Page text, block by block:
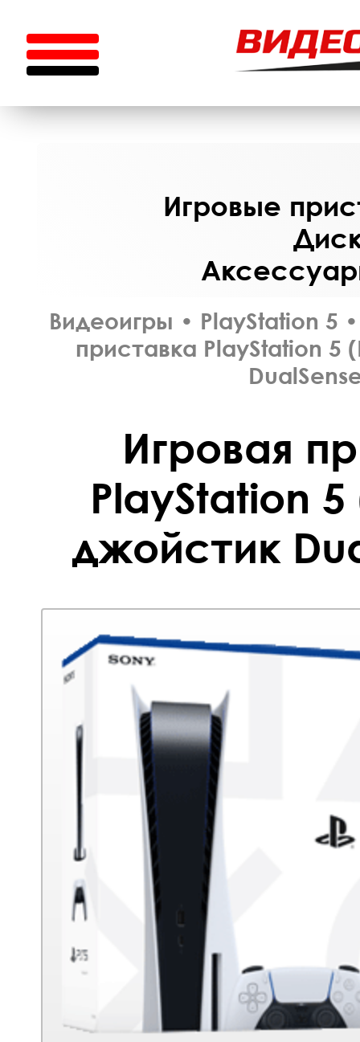
Игровые
Видеоигры • PlayStation 5 •
приставка PlayStation 5
Игровая
PlayStation 5
джойстик